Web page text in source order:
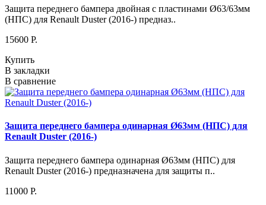
Защита переднего бампера двойная с пластинами Ø63/63мм
(НПС) для Renault Duster (2016-) предназ..
15600 P.
Купить
В закладки
В сравнение
Защита переднего бампера одинарная Ø63мм (НПС) для
Renault Duster (2016-)
Защита переднего бампера одинарная Ø63мм (НПС) для
Renault Duster (2016-) предназначена для защиты п..
11000 P.